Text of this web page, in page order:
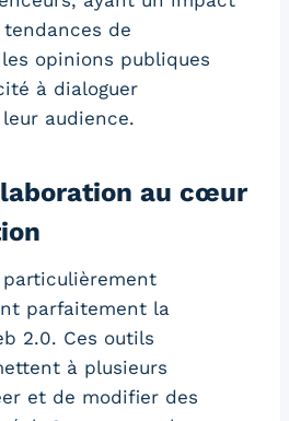
de
opinions publiques
à dialoguer
audience.
au cœur
parfaitement la
2.0. Ces outils
à plusieurs
et de modifier des